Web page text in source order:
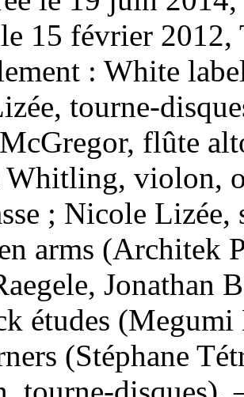
15 février
: White
tourne-
flûte
Whitling, violon,
; Nicole
arms (Architek
Jonathan
études
(Stéphane